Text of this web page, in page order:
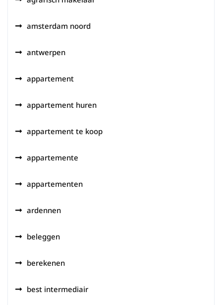
amsterdam noord
antwerpen
appartement
appartement huren
appartement te koop
appartemente
appartementen
ardennen
beleggen
berekenen
best intermediair